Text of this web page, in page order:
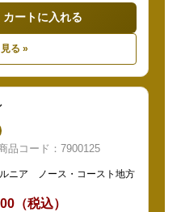
カートに入れる
る »
品コード：7900125
ニア ノース・コースト地方
（税込）